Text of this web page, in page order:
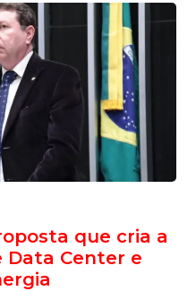
que cria a
Data Center e